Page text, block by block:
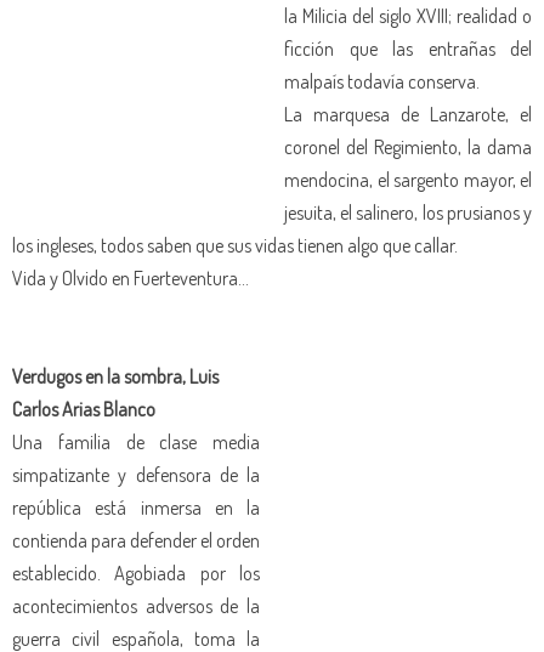
la Milicia del siglo XVIII; realidad o
ficción que las entrañas del
malpaís todavía conserva.
La marquesa de Lanzarote, el
coronel del Regimiento, la dama
mendocina, el sargento mayor, el
jesuita, el salinero, los prusianos y
los ingleses, todos saben que sus vidas tienen algo que callar.
Vida y Olvido en Fuerteventura…
Verdugos en la sombra, Luis
Carlos Arias Blanco
Una familia de clase media
simpatizante y defensora de la
república está inmersa en la
contienda para defender el orden
establecido. Agobiada por los
acontecimientos adversos de la
guerra civil española, toma la